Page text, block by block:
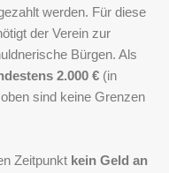
werden. Für diese
der Verein zur
Bürgen. Als
2.000 € (in
sind keine Grenzen
Zeitpunkt kein Geld an